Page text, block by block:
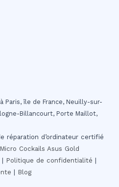
Paris, île de France, Neuilly-sur-
Billancourt, Porte Maillot,
réparation d’ordinateur certifié
Micro Cockails Asus Gold
| Politique de confidentialité |
| Blog